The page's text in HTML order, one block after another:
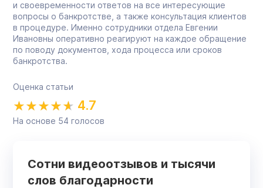
и своевременности ответов на все интересующие
вопросы о банкротстве, а также консультация клиентов
в процедуре. Именно сотрудники отдела Евгении
Ивановны оперативно реагируют на каждое обращение
по поводу документов, хода процесса или сроков
банкротства.
Оценка статьи
4.7
На основе 54 голосов
Сотни видеоотзывов и тысячи
слов благодарности